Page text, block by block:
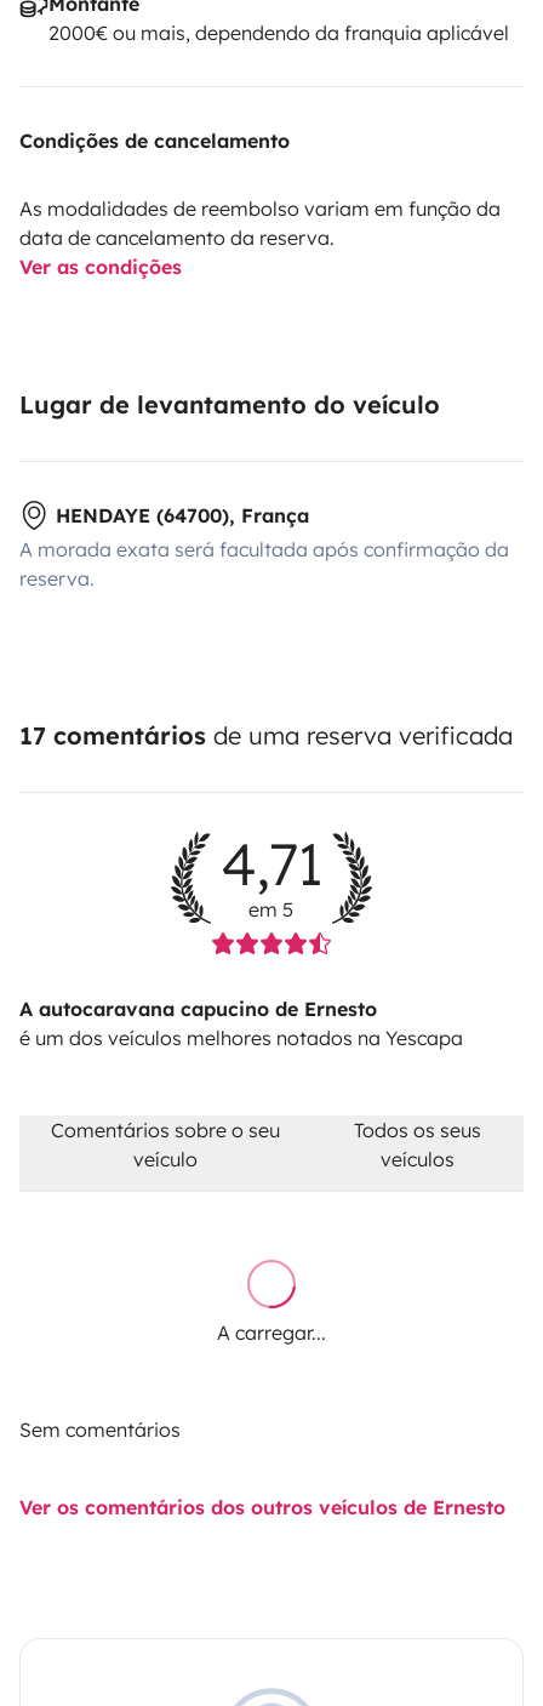
2000€ ou mais, dependendo da franquia aplicável
Condições de cancelamento
As modalidades de reembolso variam em função da
data de cancelamento da reserva.
Ver as condições
Lugar de levantamento do veículo
HENDAYE (64700), França
A morada exata será facultada após confirmação da
reserva.
17 comentários de uma reserva verificada
4,71
em 5
A autocaravana capucino de Ernesto
é um dos veículos melhores notados na Yescapa
Comentários sobre o seu
veículo
Todos os seus
veículos
A carregar...
Sem comentários
Ver os comentários dos outros veículos de Ernesto